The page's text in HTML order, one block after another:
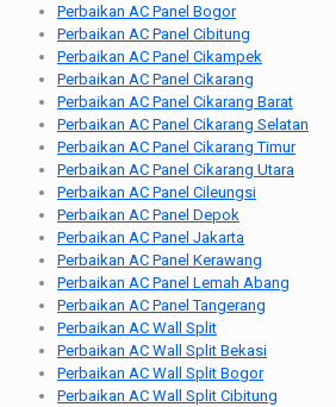
Perbaikan AC Panel Bogor
Perbaikan AC Panel Cibitung
Perbaikan AC Panel Cikampek
Perbaikan AC Panel Cikarang
Perbaikan AC Panel Cikarang Barat
Perbaikan AC Panel Cikarang Selatan
Perbaikan AC Panel Cikarang Timur
Perbaikan AC Panel Cikarang Utara
Perbaikan AC Panel Cileungsi
Perbaikan AC Panel Depok
Perbaikan AC Panel Jakarta
Perbaikan AC Panel Kerawang
Perbaikan AC Panel Lemah Abang
Perbaikan AC Panel Tangerang
Perbaikan AC Wall Split
Perbaikan AC Wall Split Bekasi
Perbaikan AC Wall Split Bogor
Perbaikan AC Wall Split Cibitung